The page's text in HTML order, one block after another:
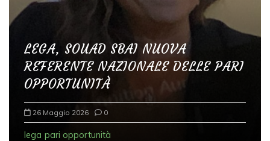
LEGA, SOUAD SBAI NUOVA
REFERENTE NAZIONALE DELLE PARI
OPPORTUNITÀ
26 Maggio 2026 0
lega pari opportunità